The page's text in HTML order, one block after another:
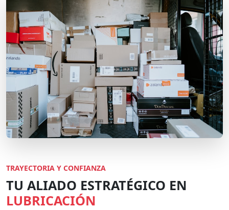
TRAYECTORIA Y CONFIANZA
TU ALIADO ESTRATÉGICO EN
LUBRICACIÓN